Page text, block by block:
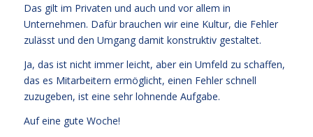
Das gilt im Privaten und auch und vor allem in
Unternehmen. Dafür brauchen wir eine Kultur, die Fehler
zulässt und den Umgang damit konstruktiv gestaltet.
Ja, das ist nicht immer leicht, aber ein Umfeld zu schaffen,
das es Mitarbeitern ermöglicht, einen Fehler schnell
zuzugeben, ist eine sehr lohnende Aufgabe.
Auf eine gute Woche!